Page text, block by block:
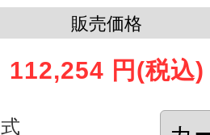
販売価格
112,254 円 (税込)
式